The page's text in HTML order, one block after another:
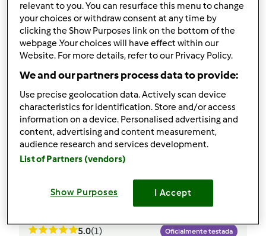
5.0(1) Oficialmente testada
relevant to you. You can resurface this menu to change
your choices or withdraw consent at any time by
clicking the Show Purposes link on the bottom of the
webpage .Your choices will have effect within our
Website. For more details, refer to our Privacy Policy.
We and our partners process data to provide:
Use precise geolocation data. Actively scan device
characteristics for identification. Store and/or access
information on a device. Personalised advertising and
content, advertising and content measurement,
audience research and services development.
List of Partners (vendors)
Show Purposes I Accept